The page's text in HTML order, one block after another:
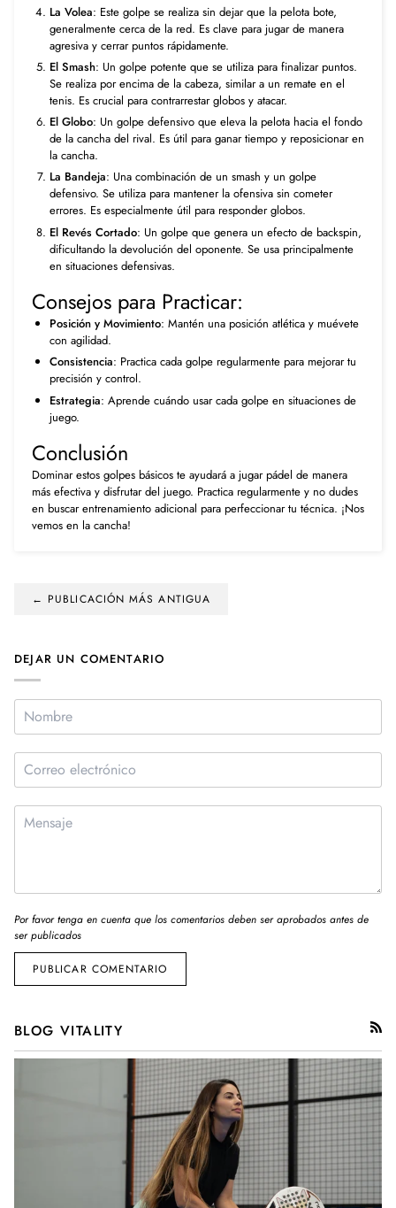
La Volea: Este golpe se realiza sin dejar que la pelota bote,
generalmente cerca de la red. Es clave para jugar de manera
agresiva y cerrar puntos rápidamente.
El Smash: Un golpe potente que se utiliza para finalizar puntos.
Se realiza por encima de la cabeza, similar a un remate en el
tenis. Es crucial para contrarrestar globos y atacar.
El Globo: Un golpe defensivo que eleva la pelota hacia el fondo
de la cancha del rival. Es útil para ganar tiempo y reposicionar en
la cancha.
La Bandeja: Una combinación de un smash y un golpe
defensivo. Se utiliza para mantener la ofensiva sin cometer
errores. Es especialmente útil para responder globos.
El Revés Cortado: Un golpe que genera un efecto de backspin,
dificultando la devolución del oponente. Se usa principalmente
en situaciones defensivas.
Consejos para Practicar:
Posición y Movimiento: Mantén una posición atlética y muévete
con agilidad.
Consistencia: Practica cada golpe regularmente para mejorar tu
precisión y control.
Estrategia: Aprende cuándo usar cada golpe en situaciones de
juego.
Conclusión
Dominar estos golpes básicos te ayudará a jugar pádel de manera
más efectiva y disfrutar del juego. Practica regularmente y no dudes
en buscar entrenamiento adicional para perfeccionar tu técnica. ¡Nos
vemos en la cancha!
← PUBLICACIÓN MÁS ANTIGUA
DEJAR UN COMENTARIO
Por favor tenga en cuenta que los comentarios deben ser aprobados antes de
ser publicados
PUBLICAR COMENTARIO
BLOG VITALITY